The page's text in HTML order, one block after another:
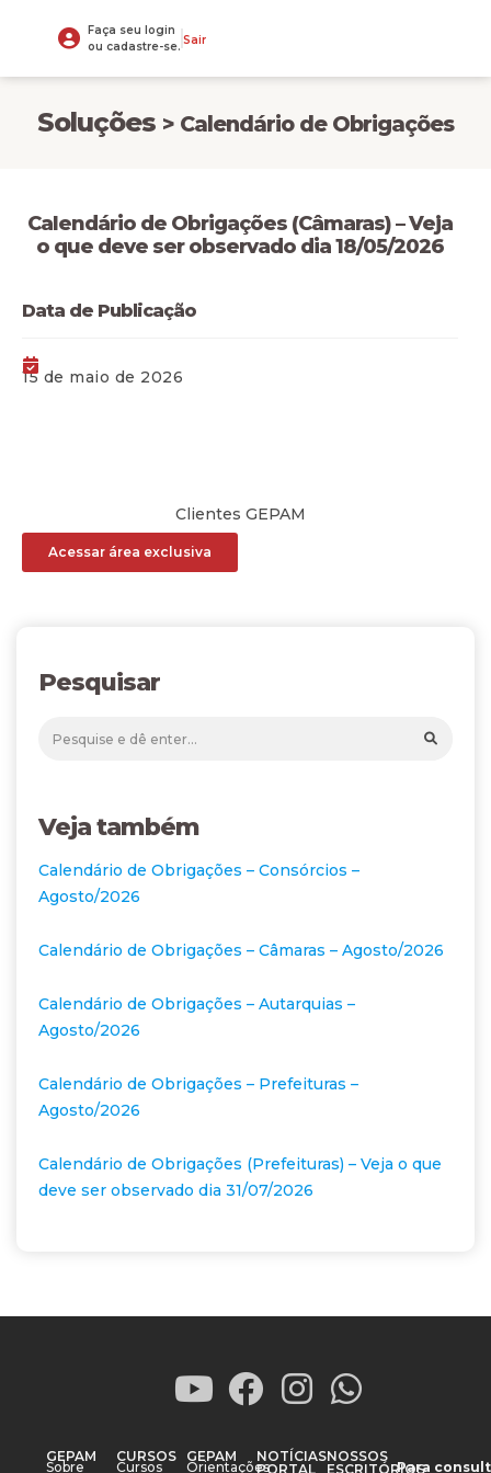
Faça seu login
ou cadastre-se. Sair
Soluções > Calendário de Obrigações
Calendário de Obrigações (Câmaras) – Veja
o que deve ser observado dia 18/05/2026
Data de Publicação
15 de maio de 2026
Clientes GEPAM
Acessar área exclusiva
Pesquisar
Veja também
Calendário de Obrigações – Consórcios –
Agosto/2026
Calendário de Obrigações – Câmaras – Agosto/2026
Calendário de Obrigações – Autarquias –
Agosto/2026
Calendário de Obrigações – Prefeituras –
Agosto/2026
Calendário de Obrigações (Prefeituras) – Veja o que
deve ser observado dia 31/07/2026
GEPAM
Sobre
CURSOS
Cursos
GEPAM
Orientações
NOTÍCIAS
PORTAL
NOSSOS
ESCRITÓRIOS
Para